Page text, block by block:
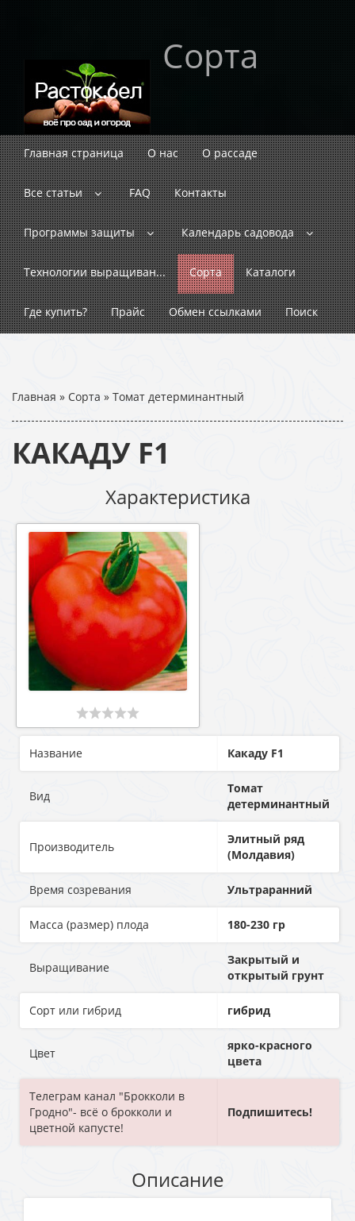
Сорта
Главная страница О нас О рассаде
Все статьи FAQ Контакты
Программы защиты Календарь садовода
Технологии выращиван... Сорта Каталоги
Где купить? Прайс Обмен ссылками Поиск
Главная » Сорта » Томат детерминантный
КAКAДУ F1
Характеристика
Название Кaкaду F1
Вид
Томат
детерминантный
Производитель
Элитный ряд
(Молдавия)
Время созревания Ультраранний
Масса (размер) плода 180-230 гр
Выращивание
Закрытый и
открытый грунт
Сорт или гибрид гибрид
Цвет
ярко-красного
цвета
Телеграм канал "Брокколи в
Гродно"- всё о брокколи и
цветной капусте!
Подпишитесь!
Описание